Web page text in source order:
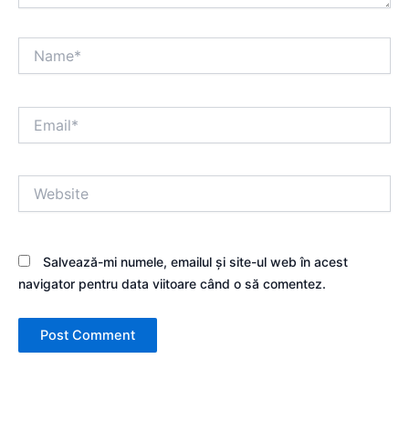
Salvează-mi numele, emailul și site-ul web în acest
navigator pentru data viitoare când o să comentez.